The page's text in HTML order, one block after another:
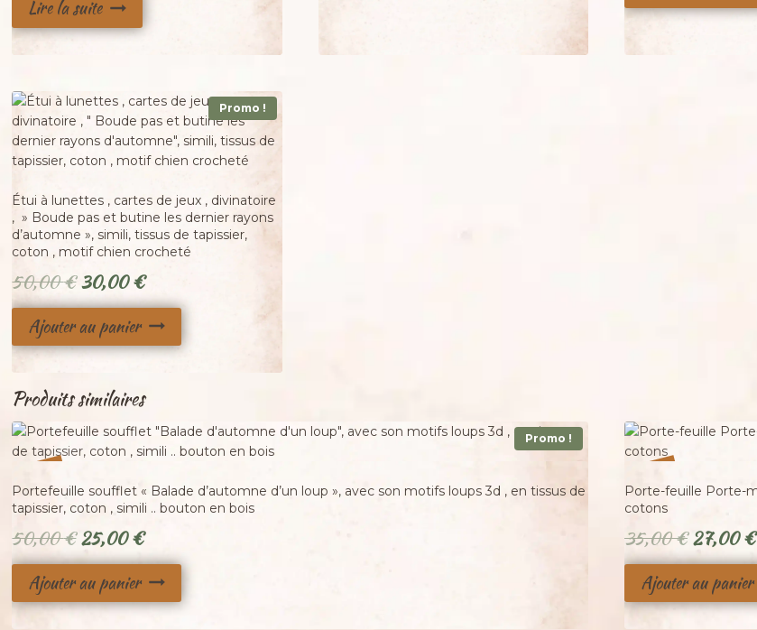
Lire la suite
était :
Promo !
Étui à lunettes , cartes de jeux , divinatoire
, » Boude pas et butine les dernier rayons
d’automne », simili, tissus de tapissier,
coton , motif chien crocheté
50,00€Le
prix
initial
était :
50,00 €.
30,00€Le
prix
actuel
est :
Ajouter au panier
Produits similaires
Promo !
Portefeuille soufflet « Balade d’automne d’un loup », avec son motifs loups 3d , en tissus de
tapissier, coton , simili .. bouton en bois
50,00€Le
prix
initial
25,00€Le
prix
actuel
Ajouter au panier
Porte-feuille Porte-
cotons
35,00€ Le
prix
initial
27,00€Le
Ajouter au panier